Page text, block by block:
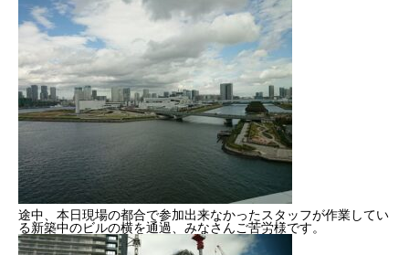
途中、本日現場の都合で参加出来なかったスタッフが作業してい
る新築中のビルの横を通過、みなさんご苦労様です。